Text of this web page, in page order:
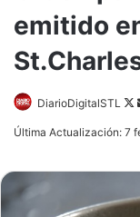
emitido
DiarioDigitalSTL
Última Actualización: 7